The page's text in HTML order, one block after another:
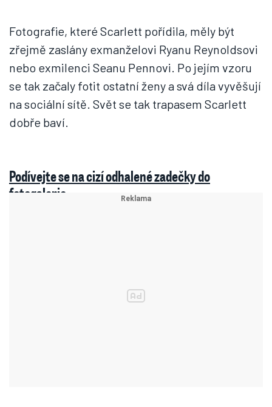
Fotografie, které Scarlett pořídila, měly být
zřejmě zaslány exmanželovi Ryanu Reynoldsovi
nebo exmilenci Seanu Pennovi. Po jejím vzoru
se tak začaly fotit ostatní ženy a svá díla vyvěšují
na sociální sítě. Svět se tak trapasem Scarlett
dobře baví.
Podívejte se na cizí odhalené zadečky do
fotogalerie